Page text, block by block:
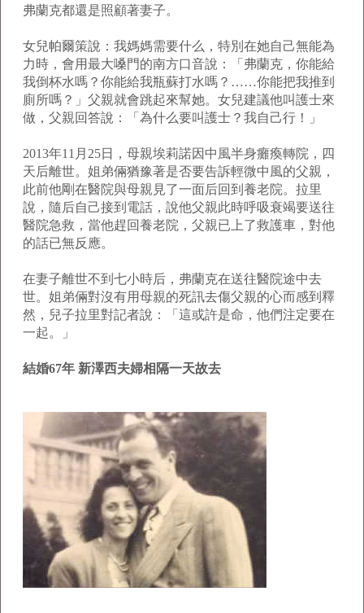
弗蘭克都還是照顧著妻子。
女兒帕爾策說：我媽媽需要什么，特別在她自己無能為
力時，會用最大嗓門的南方口音說：「弗蘭克，你能給
我倒杯水嗎？你能給我瓶蘇打水嗎？……你能把我推到
廁所嗎？」父親就會跳起來幫她。女兒建議他叫護士來
做，父親回答說：「為什么要叫護士？我自己行！」
2013年11月25日，母親埃莉諾因中風半身癱瘓轉院，四
天后離世。姐弟倆猶豫著是否要告訴輕微中風的父親，
此前他剛在醫院與母親見了一面后回到養老院。拉里
說，隨后自己接到電話，說他父親此時呼吸衰竭要送往
醫院急救，當他趕回養老院，父親已上了救護車，對他
的話已無反應。
在妻子離世不到七小時后，弗蘭克在送往醫院途中去
世。姐弟倆對沒有用母親的死訊去傷父親的心而感到釋
然，兒子拉里對記者說：「這或許是命，他們注定要在
一起。」
結婚67年 新澤西夫婦相隔一天故去